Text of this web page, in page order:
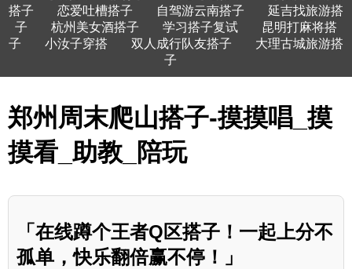
搭子
恋爱吐槽搭子 自驾游云南搭子
延吉找旅游搭
子
杭州美女酒搭子 学习搭子复试
昆明打麻将搭
子
小汝子穿搭 双人成行队友搭子
大理古城旅游搭
子
郑州周末爬山搭子-摸摸唱_摸
摸看_助教_陪玩
「在线蹲个王者Q区搭子！一起上分不
孤单，快乐翻倍赢不停！」